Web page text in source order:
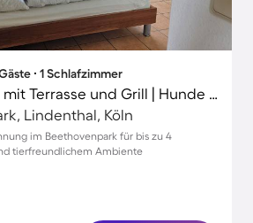
∙ 1 Schlafzimmer
Ferienwohnung mit Terrasse und Grill | Hunde erlaubt
Lindenthal, Köln
im Beethovenpark für bis zu 4
tierfreundlichem Ambiente